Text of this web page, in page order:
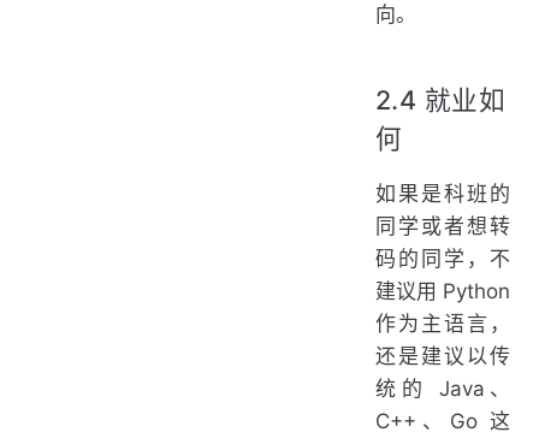
向。
2.4 就业如
何
如果是科班的
同学或者想转
码的同学，不
建议用 Python
作为主语言，
还是建议以传
统的 Java、
C++、Go 这